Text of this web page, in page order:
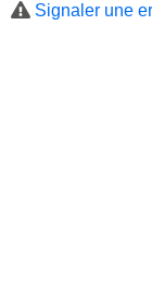
Signaler une